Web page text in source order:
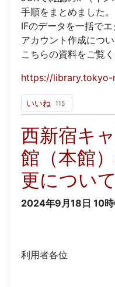
手順をまとめました。
IFのデータを一括で
アカウント作成につい
こちらの資料をご覧く
https://
いいね 115
西新宿キ
館（本館
更について
2024年9月18日 10
2024
利用者各位